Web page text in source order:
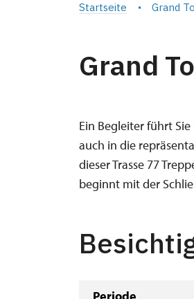
Startseite Grand
Grand
Ein Begleiter führt
auch in die
dieser Trasse 77
beginnt mit der